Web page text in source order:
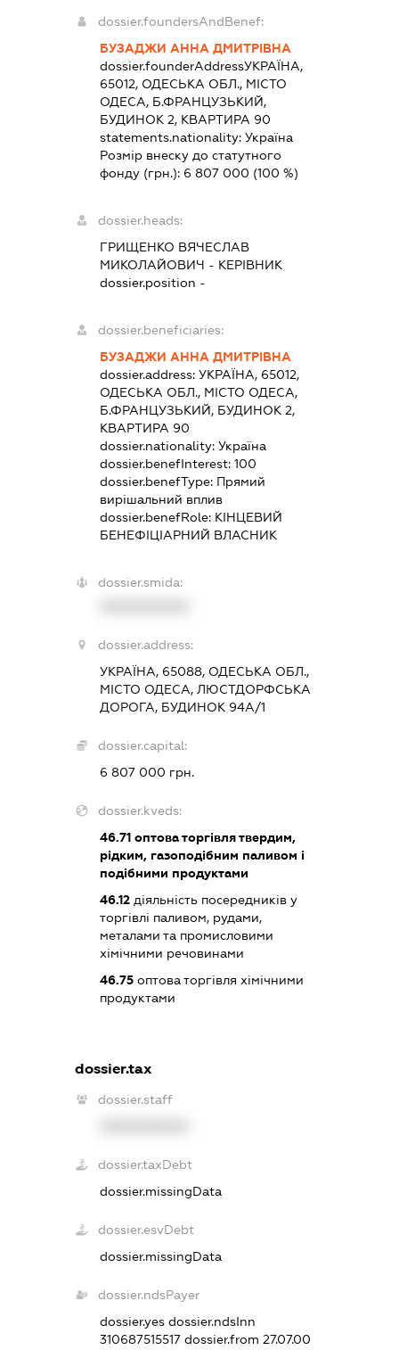
dossier.foundersAndBenef:
БУЗАДЖИ АННА ДМИТРІВНА
dossier.founderAddressУКРАЇНА,
65012, ОДЕСЬКА ОБЛ., МІСТО
ОДЕСА, Б.ФРАНЦУЗЬКИЙ,
БУДИНОК 2, КВАРТИРА 90
statements.nationality:Україна
Розмір внеску до статутного
фонду (грн.): 6 807 000 (100 %)
dossier.heads:
ГРИЩЕНКО ВЯЧЕСЛАВ
МИКОЛАЙОВИЧ - КЕРІВНИК
dossier.position -
dossier.beneficiaries:
БУЗАДЖИ АННА ДМИТРІВНА
dossier.address:УКРАЇНА, 65012,
ОДЕСЬКА ОБЛ., МІСТО ОДЕСА,
Б.ФРАНЦУЗЬКИЙ, БУДИНОК 2,
КВАРТИРА 90
dossier.nationality:Україна
dossier.benefInterest:100
dossier.benefType: Прямий
вирішальний вплив
dossier.benefRole: КІНЦЕВИЙ
БЕНЕФІЦІАРНИЙ ВЛАСНИК
dossier.smida:
dossier.address:
УКРАЇНА, 65088, ОДЕСЬКА ОБЛ.,
МІСТО ОДЕСА, ЛЮСТДОРФСЬКА
ДОРОГА, БУДИНОК 94А/1
dossier.capital:
6 807 000 грн.
dossier.kveds:
46.71 оптова торгівля твердим,
рідким, газоподібним паливом і
подібними продуктами
46.12 діяльність посередників у
торгівлі паливом, рудами,
металами та промисловими
хімічними речовинами
46.75 оптова торгівля хімічними
продуктами
dossier.tax
dossier.staff
dossier.taxDebt
dossier.missingData
dossier.esvDebt
dossier.missingData
dossier.ndsPayer
dossier.yesdossier.ndsInn
310687515517dossier.from 27.07.00